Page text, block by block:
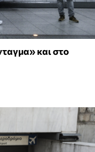
και στο